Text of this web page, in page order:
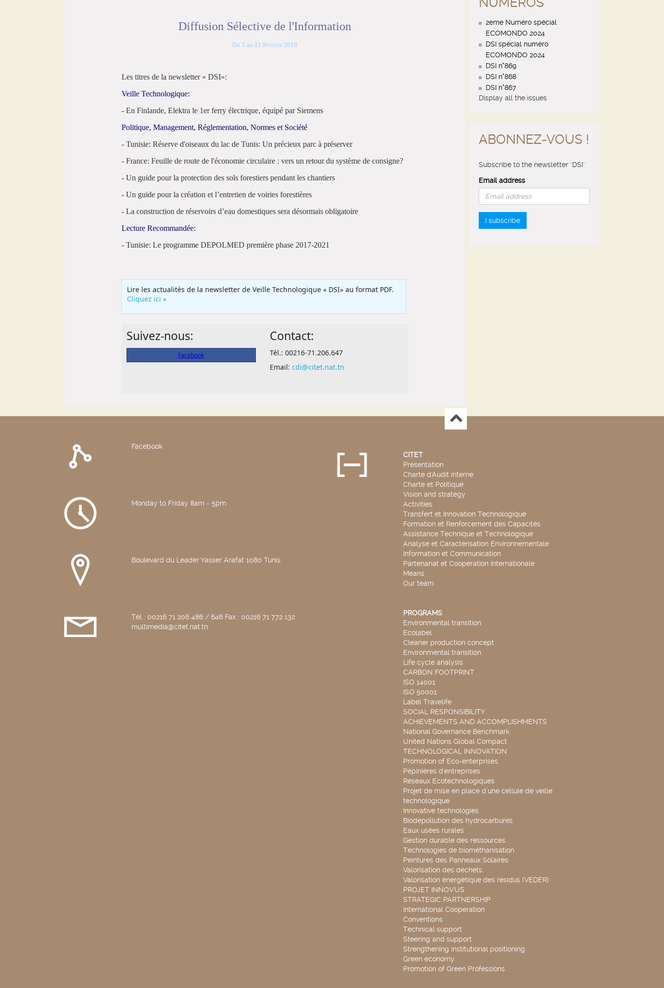
2eme Numéro spécial
ECOMONDO 2024
DSI spécial numéro
ECOMONDO 2024
DSI n°869
DSI n°868
DSI n°867
Display all the issues
ABONNEZ-VOUS !
Subscribe to the newsletter "DSI"
Email address
I subscribe
Facebook
Monday to Friday 8am - 5pm
Boulevard du Leader Yasser Arafat 1080 Tunis
Tél : 00216 71 206 486 / 646 Fax : 00216 71 772 132
multimedia@citet.nat.tn
CITET
Présentation
Charte d'Audit interne
Charte et Politique
Vision and strategy
Activities
Transfert et Innovation Technologique
Formation et Renforcement des Capacités
Assistance Technique et Technologique
Analyse et Caractérisation Environnementale
Information et Communication
Partenariat et Coopération Internationale
Means
Our team
PROGRAMS
Environmental transition
Ecolabel
Cleaner production concept
Environmental transition
Life cycle analysis
CARBON FOOTPRINT
ISO 14001
ISO 50001
Label Travelife
SOCIAL RESPONSIBILITY
ACHIEVEMENTS AND ACCOMPLISHMENTS
National Governance Benchmark
United Nations Global Compact
TECHNOLOGICAL INNOVATION
Promotion of Eco-enterprises
Pépinières d'entreprises
Réseaux Ecotechnologiques
Projet de mise en place d’une cellule de veille
technologique
Innovative technologies
Biodépollution des hydrocarbures
Eaux usées rurales
Gestion durable des ressources
Technologies de biométhanisation
Peintures des Panneaux Solaires
Valorisation des déchets
Valorisation énergétique des résidus (VEDER)
PROJET INNOV'US
STRATEGIC PARTNERSHIP
International Cooperation
Conventions
Technical support
Steering and support
Strengthening institutional positioning
Green economy
Promotion of Green Professions